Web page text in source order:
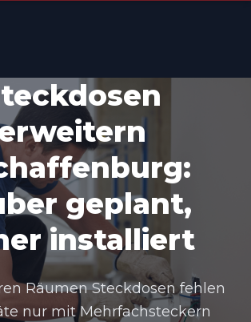
geplant,
installiert
Räumen Steckdosen fehlen
nur mit Mehrfachsteckern